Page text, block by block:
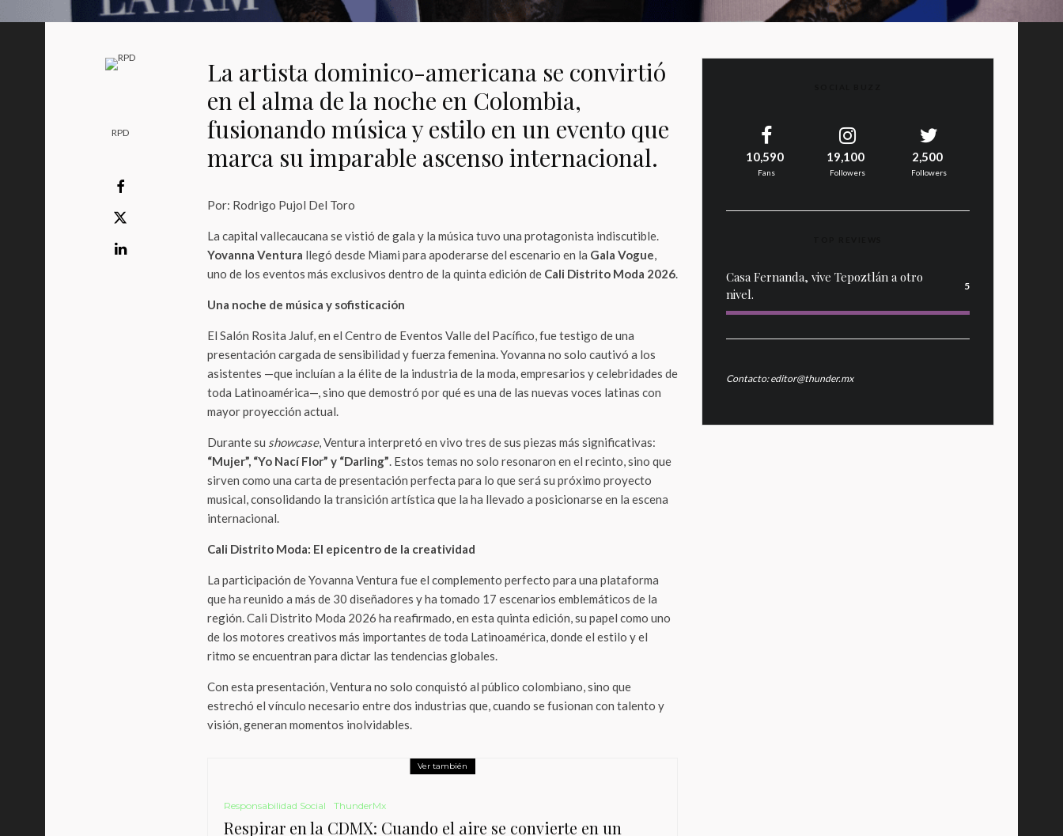
RPD
La artista dominico-americana se convirtió
en el alma de la noche en Colombia,
fusionando música y estilo en un evento que
marca su imparable ascenso internacional.
Por: Rodrigo Pujol Del Toro
La capital vallecaucana se vistió de gala y la música tuvo una protagonista indiscutible.
Yovanna Ventura llegó desde Miami para apoderarse del escenario en la Gala Vogue,
uno de los eventos más exclusivos dentro de la quinta edición de Cali Distrito Moda 2026.
Una noche de música y sofisticación
El Salón Rosita Jaluf, en el Centro de Eventos Valle del Pacífico, fue testigo de una
presentación cargada de sensibilidad y fuerza femenina. Yovanna no solo cautivó a los
asistentes —que incluían a la élite de la industria de la moda, empresarios y celebridades de
toda Latinoamérica—, sino que demostró por qué es una de las nuevas voces latinas con
mayor proyección actual.
Durante su showcase, Ventura interpretó en vivo tres de sus piezas más significativas:
“Mujer”, “Yo Nací Flor” y “Darling”. Estos temas no solo resonaron en el recinto, sino que
sirven como una carta de presentación perfecta para lo que será su próximo proyecto
musical, consolidando la transición artística que la ha llevado a posicionarse en la escena
internacional.
Cali Distrito Moda: El epicentro de la creatividad
La participación de Yovanna Ventura fue el complemento perfecto para una plataforma
que ha reunido a más de 30 diseñadores y ha tomado 17 escenarios emblemáticos de la
región. Cali Distrito Moda 2026 ha reafirmado, en esta quinta edición, su papel como uno
de los motores creativos más importantes de toda Latinoamérica, donde el estilo y el
ritmo se encuentran para dictar las tendencias globales.
Con esta presentación, Ventura no solo conquistó al público colombiano, sino que
estrechó el vínculo necesario entre dos industrias que, cuando se fusionan con talento y
visión, generan momentos inolvidables.
Ver también
Responsabilidad Social ThunderMx
Respirar en la CDMX: Cuando el aire se convierte en un
10,590
Fans
19,100
Followers
2,500
Followers
Casa Fernanda, vive Tepoztlán a otro
nivel.
5
Contacto: editor@thunder.mx